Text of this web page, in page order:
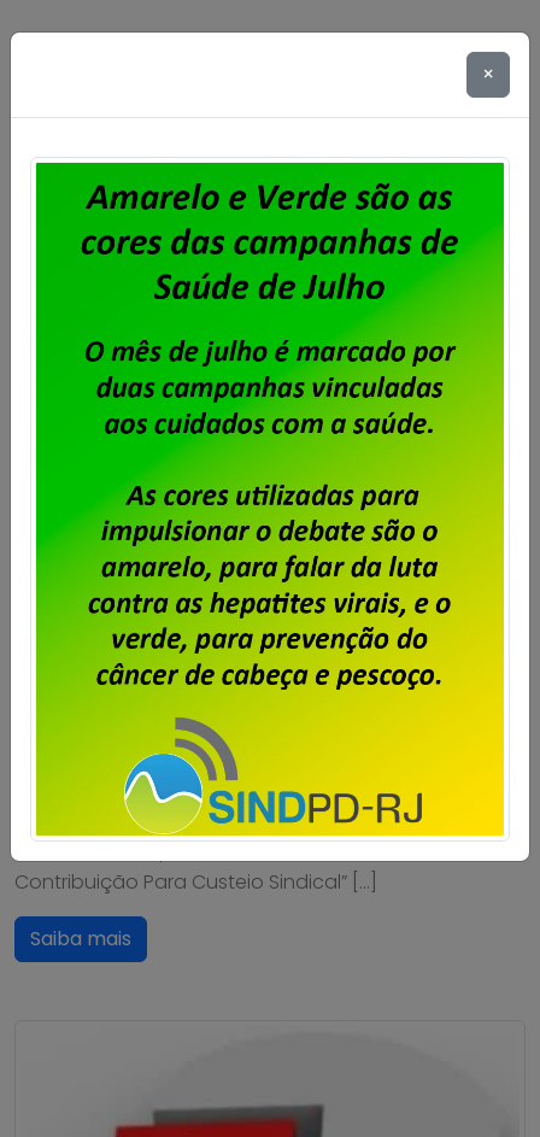
Unisys Brasil – Sindicato abre prazo
para apresentação de cartas de
oposição ao desconto para
fortalecimento sindical
Imprensa em 06/08/2026.
Após o encerramento da negociação do Acordo de
trabalhadores e trabalhadoras da Unisys Brasil, será
cobrada a Contribuição para Custeio Sindical,
conforme aprovado em assembleia. O desconto
previsto é de 50% de um único dia de salário vigente
do trabalhador, conforme a cláusula “54ª –
Contribuição Para Custeio Sindical” […]
Saiba mais
×